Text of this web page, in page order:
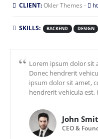
CLIENT:Okler Themes -
SKILLS: BACKEND DESIGN
Lorem ipsum dolor sit
Donec hendrerit
ipsum dolor sit amet,
hendrerit vehicula est,
John
CEO &